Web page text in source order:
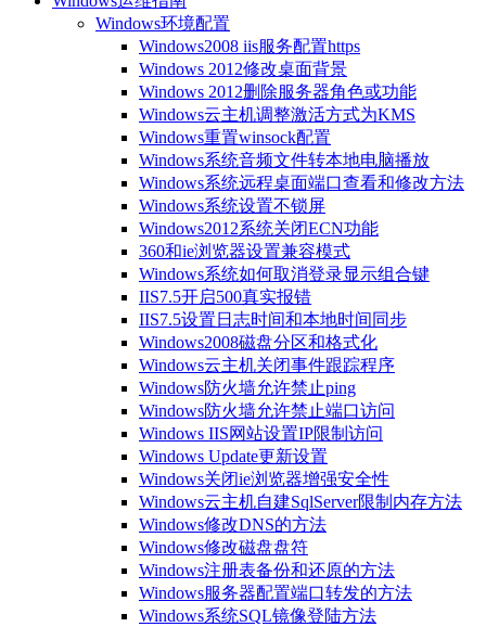
Windows环境配置
Windows2008 iis服务配置https
Windows 2012修改桌面背景
Windows 2012删除服务器角色或功能
Windows云主机调整激活方式为KMS
Windows重置winsock配置
Windows系统音频文件转本地电脑播放
Windows系统远程桌面端口查看和修改方法
Windows系统设置不锁屏
Windows2012系统关闭ECN功能
360和ie浏览器设置兼容模式
Windows系统如何取消登录显示组合键
IIS7.5开启500真实报错
IIS7.5设置日志时间和本地时间同步
Windows2008磁盘分区和格式化
Windows云主机关闭事件跟踪程序
Windows防火墙允许禁止ping
Windows防火墙允许禁止端口访问
Windows IIS网站设置IP限制访问
Windows Update更新设置
Windows关闭ie浏览器增强安全性
Windows云主机自建SqlServer限制内存方法
Windows修改DNS的方法
Windows修改磁盘盘符
Windows注册表备份和还原的方法
Windows服务器配置端口转发的方法
Windows系统SQL镜像登陆方法